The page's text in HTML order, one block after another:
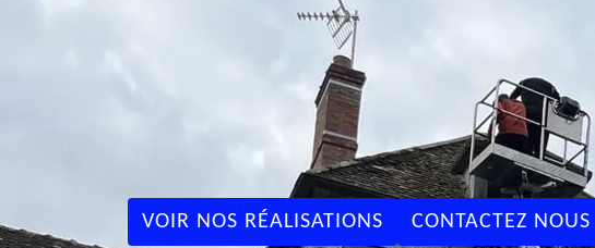
VOIR NOS RÉALISATIONS CONTACTEZ NOUS